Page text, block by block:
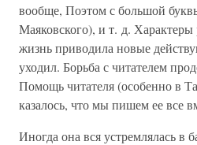
вообще, Поэтом с большой
Маяковского), и т. д. Характеры
жизнь приводила новые
уходил. Борьба с читателем
Помощь читателя (особенно в
казалось, что мы пишем ее все
Иногда она вся устремлялась в